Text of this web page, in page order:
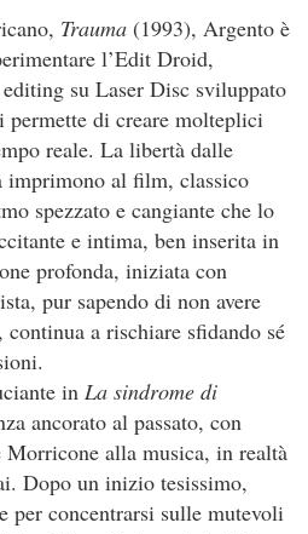
Trauma (1993), Argento è
l’Edit Droid,
su Laser Disc sviluppato
permette di creare molteplici
reale. La libertà dalle
al film, classico
spezzato e cangiante che lo
e intima, ben inserita in
profonda, iniziata con
pur sapendo di non avere
a rischiare sfidando sé
in La sindrome di
ancorato al passato, con
alla musica, in realtà
Dopo un inizio tesissimo,
per concentrarsi sulle mutevoli